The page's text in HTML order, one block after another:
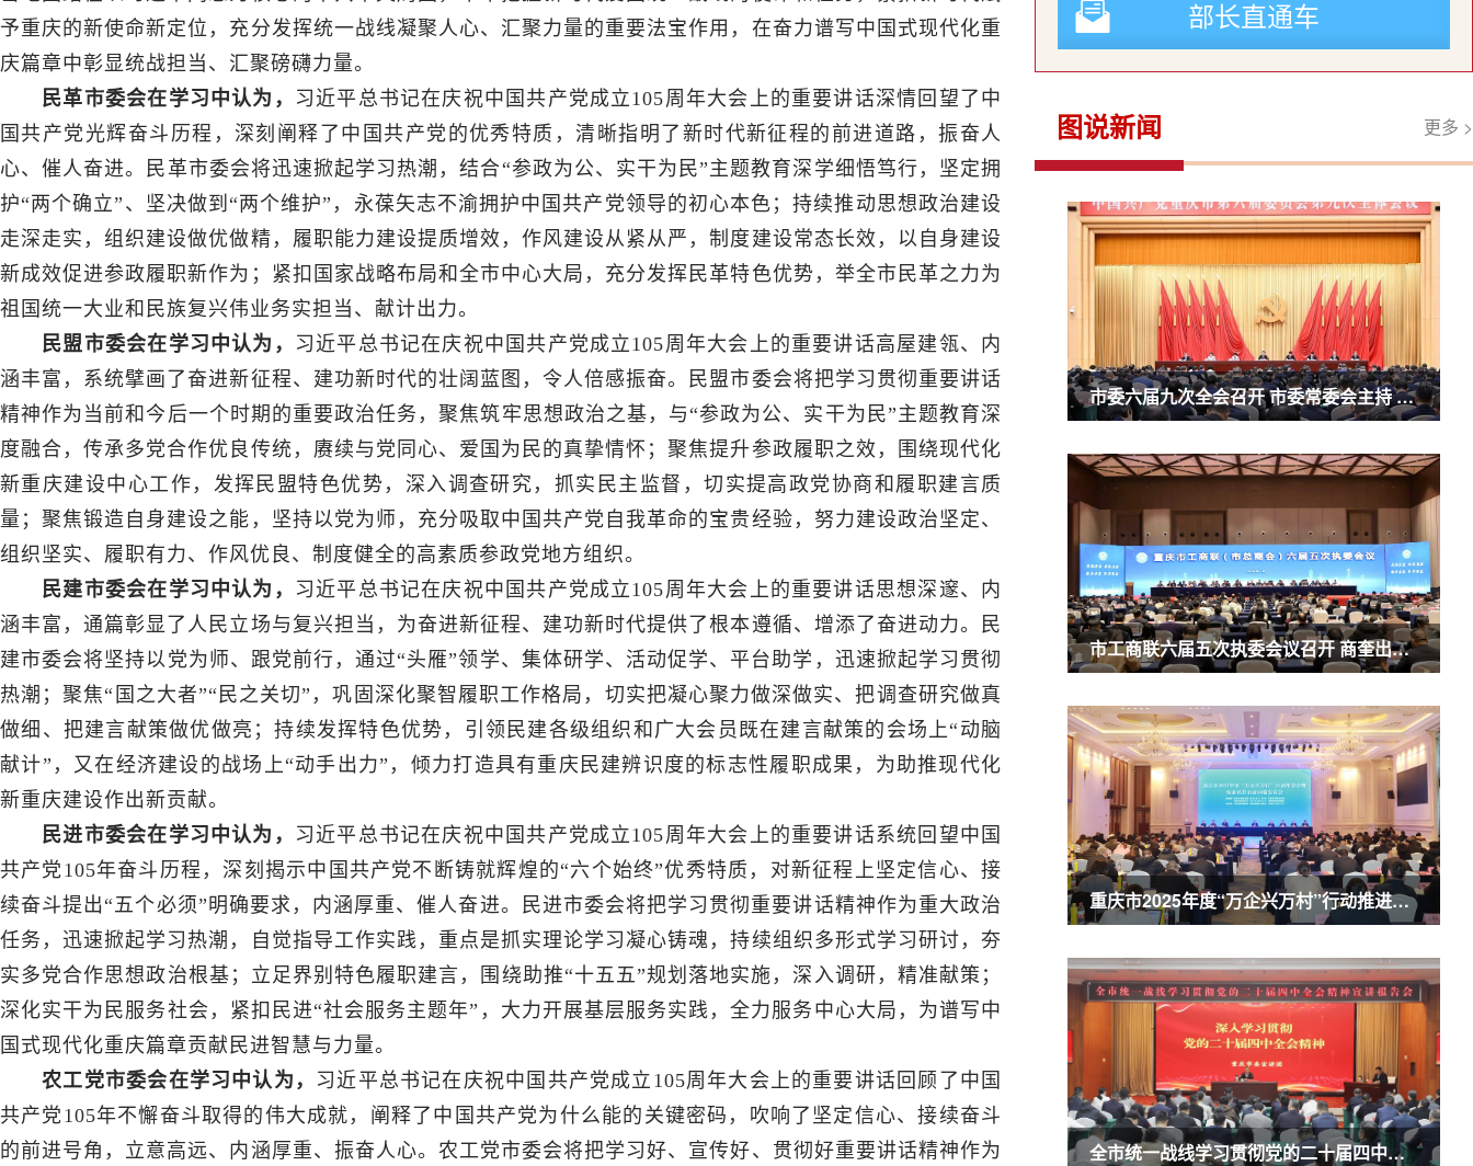
予重庆的新使命新定位，充分发挥统一战线凝聚人心、汇聚力量的重要法宝作用，在奋力谱写中国式现代化重
庆篇章中彰显统战担当、汇聚磅礴力量。
民革市委会在学习中认为，
习近平总书记在庆祝中国共产党成立105周年大会上的重要讲话深情回望了中
国共产党光辉奋斗历程，深刻阐释了中国共产党的优秀特质，清晰指明了新时代新征程的前进道路，振奋人
心、催人奋进。民革市委会将迅速掀起学习热潮，结合“参政为公、实干为民”主题教育深学细悟笃行，坚定拥
护“两个确立”、坚决做到“两个维护”，永葆矢志不渝拥护中国共产党领导的初心本色；持续推动思想政治建设
走深走实，组织建设做优做精，履职能力建设提质增效，作风建设从紧从严，制度建设常态长效，以自身建设
新成效促进参政履职新作为；紧扣国家战略布局和全市中心大局，充分发挥民革特色优势，举全市民革之力为
祖国统一大业和民族复兴伟业务实担当、献计出力。
民盟市委会在学习中认为，
习近平总书记在庆祝中国共产党成立105周年大会上的重要讲话高屋建瓴、内
涵丰富，系统擘画了奋进新征程、建功新时代的壮阔蓝图，令人倍感振奋。民盟市委会将把学习贯彻重要讲话
精神作为当前和今后一个时期的重要政治任务，聚焦筑牢思想政治之基，与“参政为公、实干为民”主题教育深
度融合，传承多党合作优良传统，赓续与党同心、爱国为民的真挚情怀；聚焦提升参政履职之效，围绕现代化
新重庆建设中心工作，发挥民盟特色优势，深入调查研究，抓实民主监督，切实提高政党协商和履职建言质
量；聚焦锻造自身建设之能，坚持以党为师，充分吸取中国共产党自我革命的宝贵经验，努力建设政治坚定、
组织坚实、履职有力、作风优良、制度健全的高素质参政党地方组织。
民建市委会在学习中认为，
习近平总书记在庆祝中国共产党成立105周年大会上的重要讲话思想深邃、内
涵丰富，通篇彰显了人民立场与复兴担当，为奋进新征程、建功新时代提供了根本遵循、增添了奋进动力。民
建市委会将坚持以党为师、跟党前行，通过“头雁”领学、集体研学、活动促学、平台助学，迅速掀起学习贯彻
热潮；聚焦“国之大者”“民之关切”，巩固深化聚智履职工作格局，切实把凝心聚力做深做实、把调查研究做真
做细、把建言献策做优做亮；持续发挥特色优势，引领民建各级组织和广大会员既在建言献策的会场上“动脑
献计”，又在经济建设的战场上“动手出力”，倾力打造具有重庆民建辨识度的标志性履职成果，为助推现代化
新重庆建设作出新贡献。
民进市委会在学习中认为，
习近平总书记在庆祝中国共产党成立105周年大会上的重要讲话系统回望中国
共产党105年奋斗历程，深刻揭示中国共产党不断铸就辉煌的“六个始终”优秀特质，对新征程上坚定信心、接
续奋斗提出“五个必须”明确要求，内涵厚重、催人奋进。民进市委会将把学习贯彻重要讲话精神作为重大政治
任务，迅速掀起学习热潮，自觉指导工作实践，重点是抓实理论学习凝心铸魂，持续组织多形式学习研讨，夯
实多党合作思想政治根基；立足界别特色履职建言，围绕助推“十五五”规划落地实施，深入调研，精准献策；
深化实干为民服务社会，紧扣民进“社会服务主题年”，大力开展基层服务实践，全力服务中心大局，为谱写中
国式现代化重庆篇章贡献民进智慧与力量。
农工党市委会在学习中认为， 习近平总书记在庆祝中国共产党成立105周年大会上的重要讲话回顾了中国
共产党105年不懈奋斗取得的伟大成就，阐释了中国共产党为什么能的关键密码，吹响了坚定信心、接续奋斗
的前进号角，立意高远、内涵厚重、振奋人心。农工党市委会将把学习好、宣传好、贯彻好重要讲话精神作为
部长直通车
图说新闻 更多 >
市委六届九次全会召开 市委常委会主持 市委书记袁家军讲话
市工商联六届五次执委会议召开 商奎出席并讲话
重庆市2025年度“万企兴万村”行动推进会暨农业民营企业50强发布会召开 商奎出席并讲话
全市统一战线学习贯彻党的二十届四中全会精神宣讲报告会召开 商奎作宣讲报告